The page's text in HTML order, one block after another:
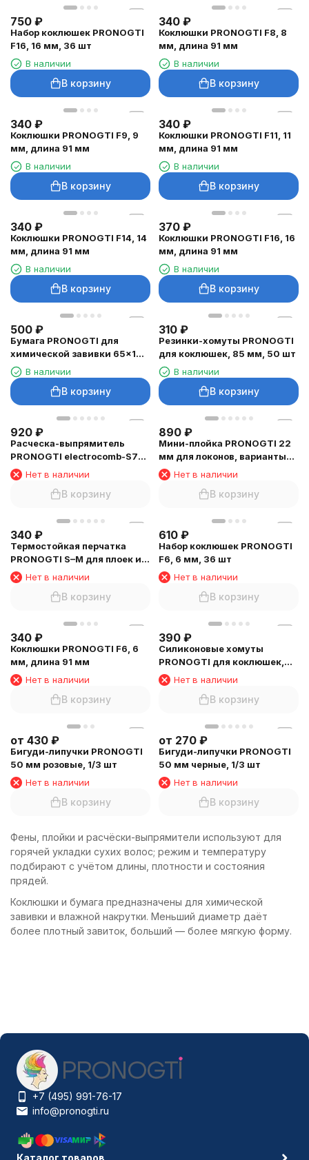
750 ₽
Набор коклюшек PRONOGTI
F16, 16 мм, 36 шт
В наличии
В корзину
340 ₽
Коклюшки PRONOGTI F8, 8
мм, длина 91 мм
В наличии
В корзину
340 ₽
Коклюшки PRONOGTI F9, 9
мм, длина 91 мм
В наличии
В корзину
340 ₽
Коклюшки PRONOGTI F11, 11
мм, длина 91 мм
В наличии
В корзину
340 ₽
Коклюшки PRONOGTI F14, 14
мм, длина 91 мм
В наличии
В корзину
370 ₽
Коклюшки PRONOGTI F16, 16
мм, длина 91 мм
В наличии
В корзину
500 ₽
Бумага PRONOGTI для
химической завивки 65×100
мм, 1000 листов
В наличии
В корзину
310 ₽
Резинки-хомуты PRONOGTI
для коклюшек, 85 мм, 50 шт
В наличии
В корзину
920 ₽
Расческа-выпрямитель
PRONOGTI electrocomb-S7
беспроводная
Нет в наличии
В корзину
890 ₽
Мини-плойка PRONOGTI 22
мм для локонов, варианты
цветаНет в наличии
В корзину
340 ₽
Термостойкая перчатка
PRONOGTI S–M для плоек и
утюжков
Нет в наличии
В корзину
610 ₽
Набор коклюшек PRONOGTI
F6, 6 мм, 36 шт
Нет в наличии
В корзину
340 ₽
Коклюшки PRONOGTI F6, 6
мм, длина 91 мм
Нет в наличии
В корзину
390 ₽
Силиконовые хомуты
PRONOGTI для коклюшек,
8,5 см, 50 шт
Нет в наличии
В корзину
от 430 ₽
Бигуди-липучки PRONOGTI
50 мм розовые, 1/3 шт
Нет в наличии
В корзину
от 270 ₽
Бигуди-липучки PRONOGTI
50 мм черные, 1/3 шт
Нет в наличии
В корзину
Фены, плойки и расчёски-выпрямители используют для
горячей укладки сухих волос; режим и температуру
подбирают с учётом длины, плотности и состояния
прядей.
Коклюшки и бумага предназначены для химической
завивки и влажной накрутки. Меньший диаметр даёт
более плотный завиток, больший — более мягкую форму.
+7 (495) 991-76-17
info@pronogti.ru
Каталог товаров